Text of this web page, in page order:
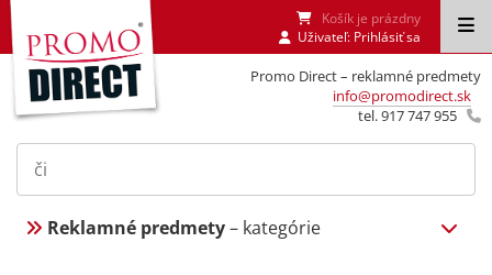
Promo Direct – reklamné predmety
info@promodirect.sk
tel. 917 747 955
Košík je prázdny
Uživateľ: Prihlásiť sa
Reklamné predmety– kategórie